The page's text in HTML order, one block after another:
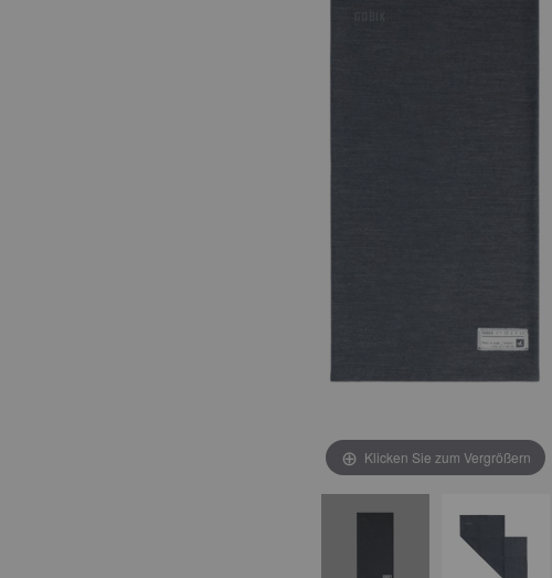
Klicken Sie zum Vergrößern